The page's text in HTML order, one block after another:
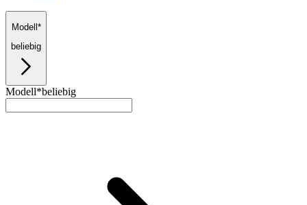
Modell*
beliebig
Modell*beliebig